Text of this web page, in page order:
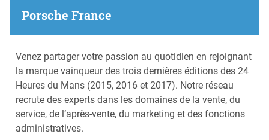
Porsche France
Venez partager votre passion au quotidien en rejoignant
la marque vainqueur des trois dernières éditions des 24
Heures du Mans (2015, 2016 et 2017). Notre réseau
recrute des experts dans les domaines de la vente, du
service, de l‘après-vente, du marketing et des fonctions
administratives.